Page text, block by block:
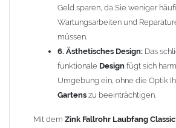
eine weite Seite und passt auf das
Laubfängereingezogen und passt
(auch ohne Fallrohrmuffe). Bei
Jahr 2000 hergestellt wurden, beachten
Einbauhinweis (siehe -> Allgemeine
Um die Standsicherheit vomLaubfang
ggf. ein bis zwei weitere Rohrschellen
Geld sparen, da Sie weniger
Wartungsarbeiten und
müssen.
6. Ästhetisches Design: Das
funktionale Design fügt sich
Umgebung ein, ohne die Optik
Gartens zu beeinträchtigen.
Mit dem Zink Fallrohr Laubfang Classic